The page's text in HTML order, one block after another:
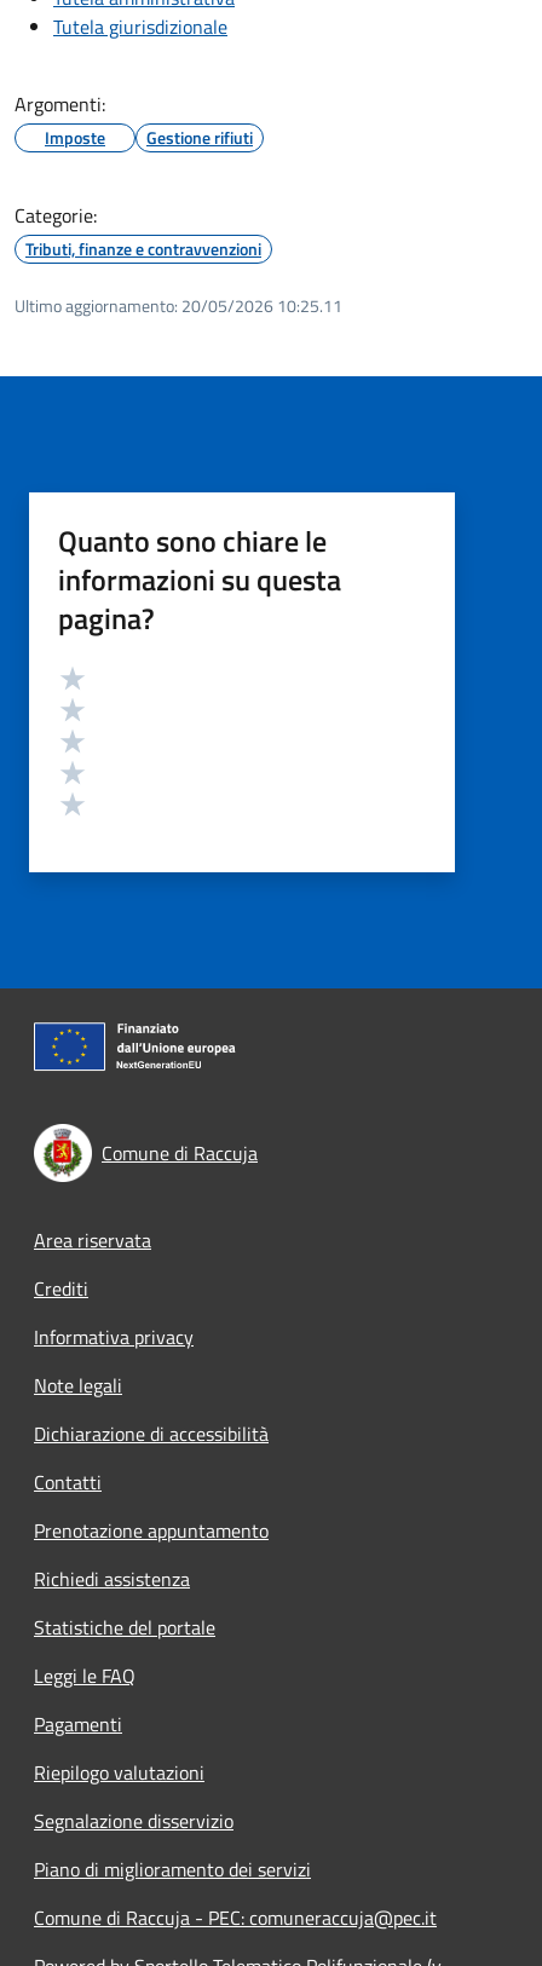
Tutela giurisdizionale
Argomenti:
Imposte Gestione rifiuti
Categorie:
Tributi, finanze e contravvenzioni
Ultimo aggiornamento: 20/05/2026 10:25.11
Quanto sono chiare le
informazioni su questa
pagina?
Valutazione
Comune di Raccuja
Footer menu
Area riservata
Crediti
Informativa privacy
Note legali
Dichiarazione di accessibilità
Contatti
Prenotazione appuntamento
Richiedi assistenza
Statistiche del portale
Leggi le FAQ
Pagamenti
Riepilogo valutazioni
Segnalazione disservizio
Piano di miglioramento dei servizi
Comune di Raccuja - PEC: comuneraccuja@pec.it